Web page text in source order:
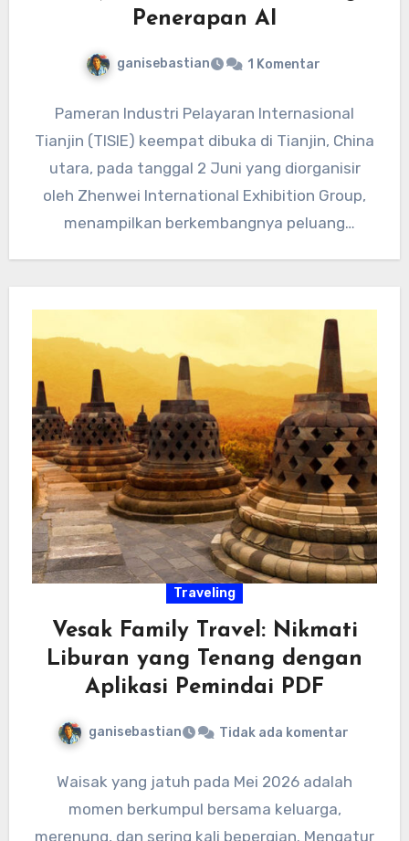
Penerapan AI
ganisebastian 1 Komentar
Pameran Industri Pelayaran Internasional
Tianjin (TISIE) keempat dibuka di Tianjin, China
utara, pada tanggal 2 Juni yang diorganisir
oleh Zhenwei International Exhibition Group,
menampilkan berkembangnya peluang
Traveling
Vesak Family Travel: Nikmati
Liburan yang Tenang dengan
Aplikasi Pemindai PDF
ganisebastian Tidak ada komentar
Waisak yang jatuh pada Mei 2026 adalah
momen berkumpul bersama keluarga,
merenung, dan sering kali bepergian. Mengatur